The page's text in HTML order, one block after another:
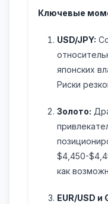
Ключевые
USD/JPY:
японских
Риски
Золото:
$4,450-
как
EUR/USD и